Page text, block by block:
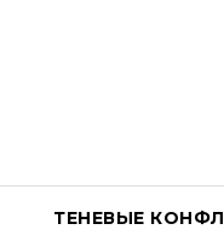
ТЕНЕВЫЕ